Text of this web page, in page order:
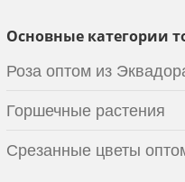
Основные категории
Роза оптом из
Горшечные растения
Срезанные цветы